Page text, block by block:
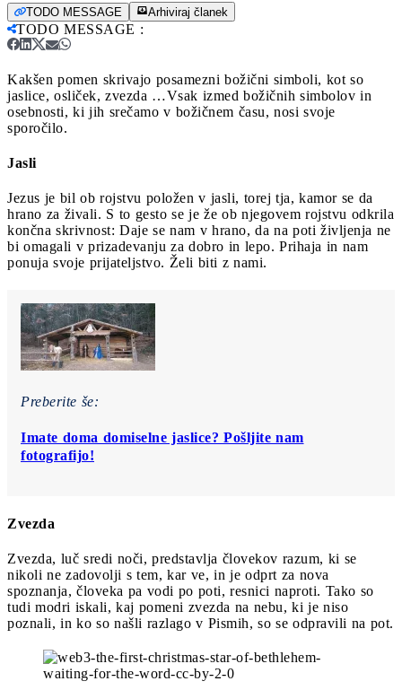
TODO MESSAGE Arhiviraj članek
TODO MESSAGE :
Kakšen pomen skrivajo posamezni božični simboli, kot so
jaslice, osliček, zvezda …Vsak izmed božičnih simbolov in
osebnosti, ki jih srečamo v božičnem času, nosi svoje
sporočilo.
Jasli
Jezus je bil ob rojstvu položen v jasli, torej tja, kamor se da
hrano za živali. S to gesto se je že ob njegovem rojstvu odkrila
končna skrivnost: Daje se nam v hrano, da na poti življenja ne
bi omagali v prizadevanju za dobro in lepo. Prihaja in nam
ponuja svoje prijateljstvo. Želi biti z nami.
Preberite še:
Imate doma domiselne jaslice? Pošljite nam
fotografijo!
Zvezda
Zvezda, luč sredi noči, predstavlja človekov razum, ki se
nikoli ne zadovolji s tem, kar ve, in je odprt za nova
spoznanja, človeka pa vodi po poti, resnici naproti. Tako so
tudi modri iskali, kaj pomeni zvezda na nebu, ki je niso
poznali, in ko so našli razlago v Pismih, so se odpravili na pot.